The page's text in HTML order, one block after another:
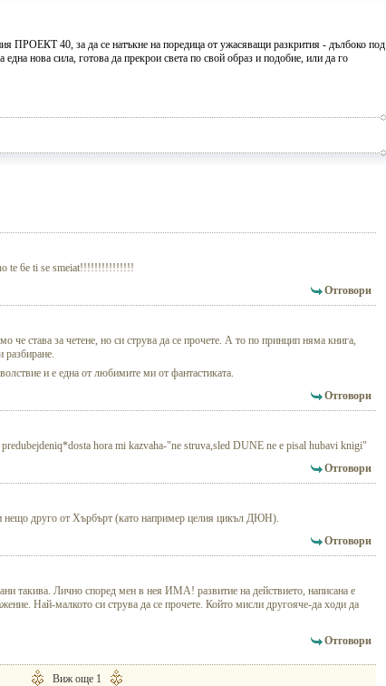
ПРОЕКТ 40, за да се натъкне на поредица от ужасяващи разкрития - дълбоко под
нова сила, готова да прекрои света по свой образ и подобие, или да го
te 6e ti se smeiat!!!!!!!!!!!!!!!
Отговори
става за четене, но си струва да се прочете. А то по принцип няма книга,
разбиране.
и е една от любимите ми от фантастиката.
Отговори
hora mi kazvaha-"ne struva,sled DUNE ne e pisal hubavi knigi"
Отговори
нещо друго от Хърбърт (като например целия цикъл ДЮН).
Отговори
такива. Лично според мен в нея ИМА! развитие на действието, написана е
Най-малкото си струва да се прочете. Който мисли другояче-да ходи да
Отговори
Виж още 1